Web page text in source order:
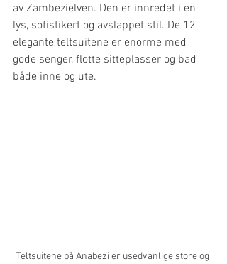
av Zambezielven. Den er innredet i en
lys, sofistikert og avslappet stil. De 12
elegante teltsuitene er enorme med
gode senger, flotte sitteplasser og bad
både inne og ute.
Teltsuitene på Anabezi er usedvanlige store og